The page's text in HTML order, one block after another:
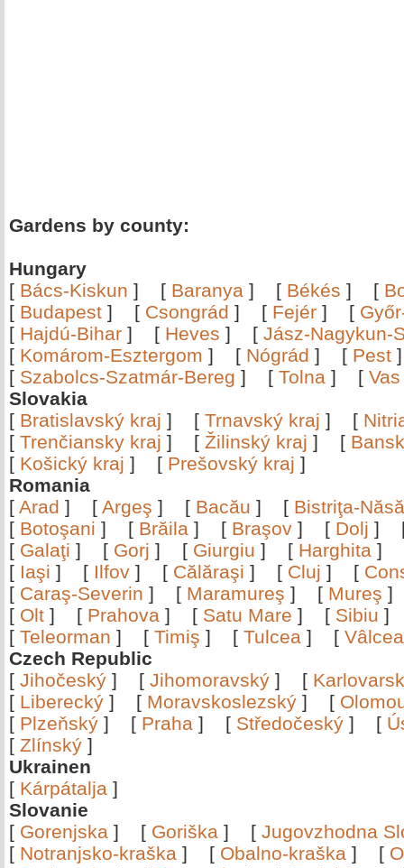
Gardens by county:
Hungary
[ Bács-Kiskun ] [ Baranya ] [ Békés ] [
[ Budapest ] [ Csongrád ] [ Fejér ] [
[ Hajdú-Bihar ] [ Heves ] [ Jász-Nagykun-
[ Komárom-Esztergom ] [ Nógrád ] [ Pest
[ Szabolcs-Szatmár-Bereg ] [ Tolna ] [ Vas
Slovakia
[ Bratislavský kraj ] [ Trnavský kraj ] [
[ Trenčiansky kraj ] [ Žilinský kraj ] [
[ Košický kraj ] [ Prešovský kraj ]
Romania
[ Arad ] [ Argeş ] [ Bacău ] [ Bistriţa-
[ Botoşani ] [ Brăila ] [ Braşov ] [ Dolj ]
[ Galaţi ] [ Gorj ] [ Giurgiu ] [ Harghita ]
[ Iaşi ] [ Ilfov ] [ Călăraşi ] [ Cluj ] [
[ Caraş-Severin ] [ Maramureş ] [ Mureş
[ Olt ] [ Prahova ] [ Satu Mare ] [ Sibiu
[ Teleorman ] [ Timiş ] [ Tulcea ] [
Czech Republic
[ Jihočeský ] [ Jihomoravský ] [
[ Liberecký ] [ Moravskoslezský ] [
[ Plzeňský ] [ Praha ] [ Středočeský ] [
[ Zlínský ]
Ukrainen
[ Kárpátalja ]
Slovanie
[ Gorenjska ] [ Goriška ] [ Jugovzhodna
[ Notranjsko-kraška ] [ Obalno-kraška ] [